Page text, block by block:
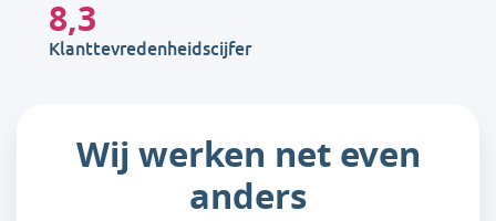
8,3
Klanttevredenheidscijfer
Wij werken net even
anders